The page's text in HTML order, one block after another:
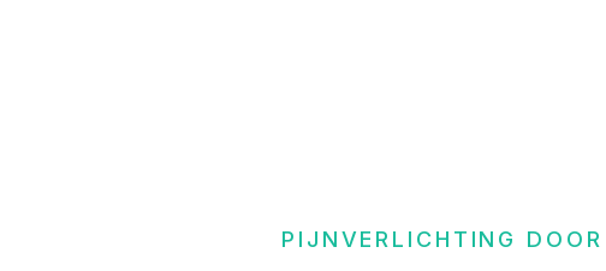
PIJNVERLICHTING